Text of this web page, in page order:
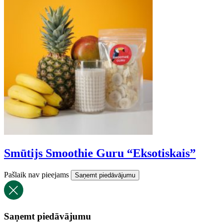
Smūtijs Smoothie Guru “Eksotiskais”
Pašlaik nav pieejams Saņemt piedāvājumu
Saņemt piedāvājumu